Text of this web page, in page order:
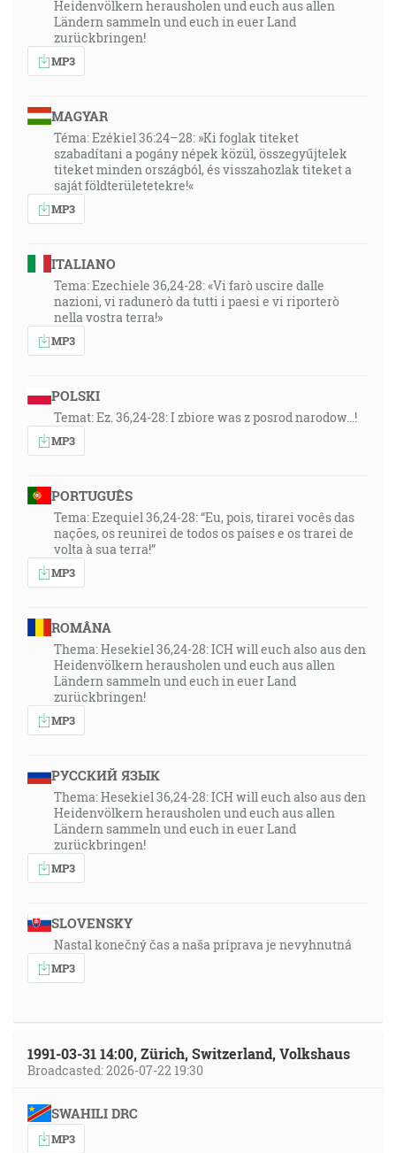
Heidenvölkern herausholen und euch aus allen
Ländern sammeln und euch in euer Land
zurückbringen!
MP3
MAGYAR
Téma: Ezékiel 36:24–28: »Ki foglak titeket
szabadítani a pogány népek közül, összegyűjtelek
titeket minden országból, és visszahozlak titeket a
saját földterületetekre!«
MP3
ITALIANO
Tema: Ezechiele 36,24-28: «Vi farò uscire dalle
nazioni, vi radunerò da tutti i paesi e vi riporterò
nella vostra terra!»
MP3
POLSKI
Temat: Ez. 36,24-28: I zbiore was z posrod narodow...!
MP3
PORTUGUÊS
Tema: Ezequiel 36,24-28: “Eu, pois, tirarei vocês das
nações, os reunirei de todos os países e os trarei de
volta à sua terra!”
MP3
ROMÂNA
Thema: Hesekiel 36,24-28: ICH will euch also aus den
Heidenvölkern herausholen und euch aus allen
Ländern sammeln und euch in euer Land
zurückbringen!
MP3
РУССКИЙ ЯЗЫК
Thema: Hesekiel 36,24-28: ICH will euch also aus den
Heidenvölkern herausholen und euch aus allen
Ländern sammeln und euch in euer Land
zurückbringen!
MP3
SLOVENSKY
Nastal konečný čas a naša príprava je nevyhnutná
MP3
1991-03-31 14:00, Zürich, Switzerland, Volkshaus
Broadcasted: 2026-07-22 19:30
SWAHILI DRC
MP3